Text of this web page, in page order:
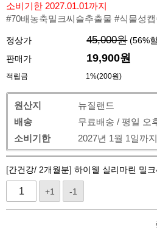
소비기한 2027.01.01까지
#70배농축밀크씨슬추출물 #식물성캡
정상가 45,000원 (56%
판매가
19,900원
적립금 1%(200원)
원산지
뉴질랜드
배송
무료배송 / 평일 오
소비기한
2027년 1월 1일까지
[간건강/ 2개월분] 하이웰 실리마린 밀
+1 -1